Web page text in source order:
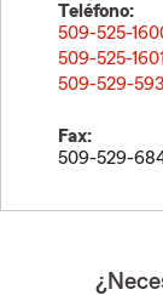
Teléfono:
509-525-
509-525-1601
509-529-
Fax:
509-529-